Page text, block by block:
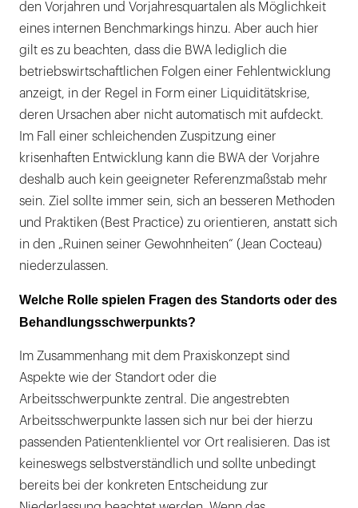
den Vorjahren und Vorjahresquartalen als Möglichkeit
eines internen Benchmarkings hinzu. Aber auch hier
gilt es zu beachten, dass die BWA lediglich die
betriebswirtschaftlichen Folgen einer Fehlentwicklung
anzeigt, in der Regel in Form einer Liquiditätskrise,
deren Ursachen aber nicht automatisch mit aufdeckt.
Im Fall einer schleichenden Zuspitzung einer
krisenhaften Entwicklung kann die BWA der Vorjahre
deshalb auch kein geeigneter Referenzmaßstab mehr
sein. Ziel sollte immer sein, sich an besseren Methoden
und Praktiken (Best Practice) zu orientieren, anstatt sich
in den „Ruinen seiner Gewohnheiten“ (Jean Cocteau)
niederzulassen.
Welche Rolle spielen Fragen des Standorts oder des
Behandlungsschwerpunkts?
Im Zusammenhang mit dem Praxiskonzept sind
Aspekte wie der Standort oder die
Arbeitsschwerpunkte zentral. Die angestrebten
Arbeitsschwerpunkte lassen sich nur bei der hierzu
passenden Patientenklientel vor Ort realisieren. Das ist
keineswegs selbstverständlich und sollte unbedingt
bereits bei der konkreten Entscheidung zur